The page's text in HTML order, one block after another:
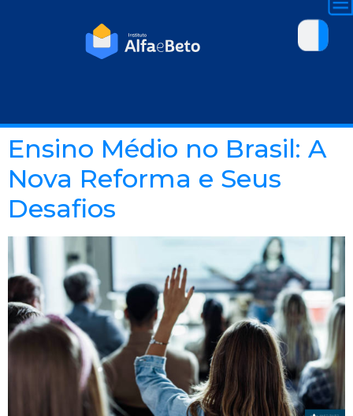
Ensino Médio no Brasil: A
Nova Reforma e Seus
Desafios